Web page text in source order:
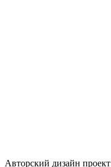
Авторский дизайн проект